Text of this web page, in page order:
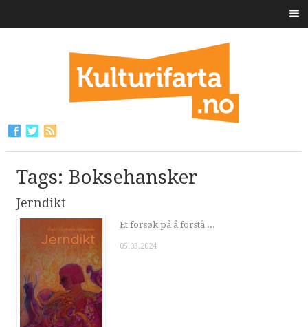
Tags: Boksehansker
Jerndikt
Et forsøk på å forstå ...
05.03.2024